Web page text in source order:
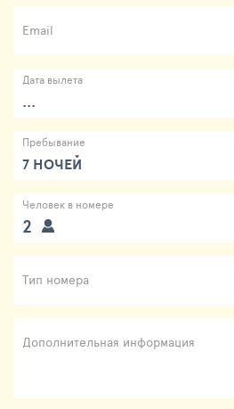
Email
Дата вылета
...
Пребывание
7 НОЧЕЙ
Человек в номере
2
Тип номера
Дополнительная информация